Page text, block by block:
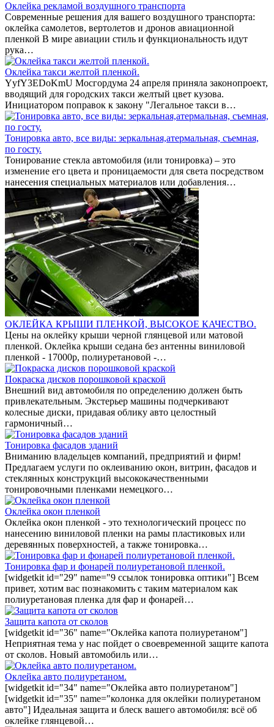
Оклейка рекламой воздушного транспорта
Современные решения для вашего воздушного транспорта:
оклейка самолетов, вертолетов и дронов авиационной
пленкой В мире авиации стиль и функциональность идут
рука…
Оклейка такси желтой пленкой.
YyfY3EDoKmU Мосгордума 24 апреля приняла законопроект,
вводящий для городских такси желтый цвет кузова.
Инициатором поправок к закону "Легальное такси в…
Тонировка авто, все виды: зеркальная,атермальная, съемная,
по госту.
Тонирование стекла автомобиля (или тонировка) – это
изменение его цвета и проницаемости для света посредством
нанесения специальных материалов или добавления…
ОКЛЕЙКА КРЫШИ ПЛЕНКОЙ, ВЫСОКОЕ КАЧЕСТВО.
Цены на оклейку крыши черной глянцевой или матовой
пленкой. Оклейка крыши седана без антенны виниловой
пленкой - 17000р, полиуретановой -…
Покраска дисков порошковой краской
Внешний вид автомобиля по определению должен быть
привлекательным. Экстерьер машины подчеркивают
колесные диски, придавая облику авто целостный
гармоничный…
Тонировка фасадов зданий
Вниманию владельцев компаний, предприятий и фирм!
Предлагаем услуги по оклеиванию окон, витрин, фасадов и
стеклянных конструкций высококачественными
тонировочными пленками немецкого…
Оклейка окон пленкой
Оклейка окон пленкой - это технологический процесс по
нанесению виниловой пленки на рамы пластиковых или
деревянных поверхностей, а также тонировка…
Тонировка фар и фонарей полиуретановой пленкой.
[widgetkit id="29" name="9 ссылок тонировка оптики"] Всем
привет, хотим вас познакомить с таким материалом как
полиуретановая пленка для фар и фонарей…
Защита капота от сколов
[widgetkit id="36" name="Оклейка капота полиуретаном"]
Неприятная тема у нас пойдет о своевременной защите капота
от сколов. Новый автомобиль или…
Оклейка авто полиуретаном.
[widgetkit id="34" name="Оклейка авто полиуретаном"]
[widgetkit id="35" name="колонка для оклейки полиуретаном
авто"] Идеальная защита и блеск вашего автомобиля: всё об
оклейке глянцевой…